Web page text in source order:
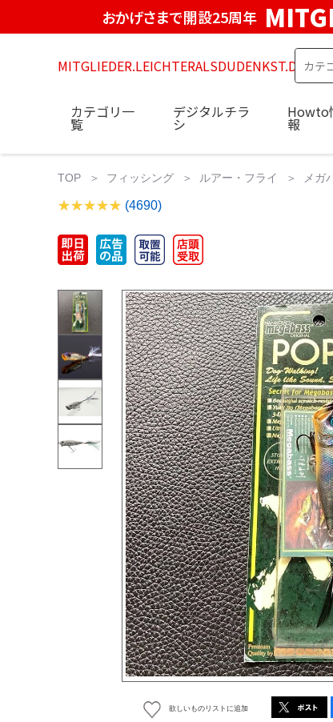
おかげさまで開設25周年
MITGLIEDER.LEICHTERALSDUDENKST.DE
カテゴリ一
覧
デジタルチラ
シ
Howto
報
TOP フィッシング ルアー・フライ メガ
(4690)
欲しいものリストに追加